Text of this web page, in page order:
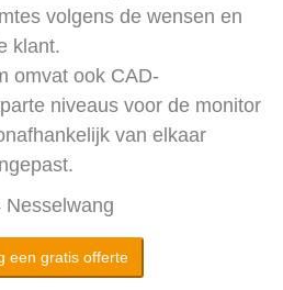
volgens de wensen en
klant.
omvat ook CAD-
niveaus voor de monitor
van elkaar
Nesselwang
een gratis offerte